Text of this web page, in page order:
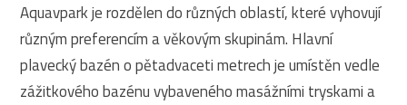
Aquavpark je rozdělen do různých oblastí, které vyhovují
různým preferencím a věkovým skupinám. Hlavní
plavecký bazén o pětadvaceti metrech je umístěn vedle
zážitkového bazénu vybaveného masážními tryskami a